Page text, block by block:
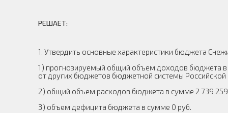
РЕШАЕТ:
1. Утвердить основные характеристики бюджета
1) прогнозируемый общий объем доходов бюджета в
от других бюджетов бюджетной системы
2) общий объем расходов бюджета в сумме 2 739 259
3) объем дефицита бюджета в сумме 0 руб.